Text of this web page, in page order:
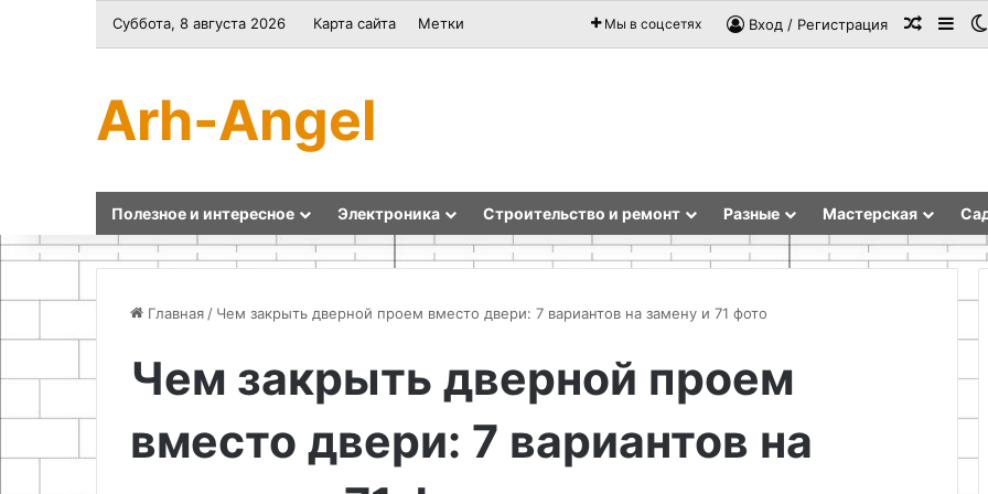
Суббота, 8 августа 2026 Карта сайта Метки Мы в соцсетях Вход / Регистрация
Arh-Angel
Полезное и интересное Электроника Строительство и ремонт Разные Мастерская
Главная / Чем закрыть дверной проем вместо двери: 7 вариантов на замену и 71 фото
Чем закрыть дверной проем
вместо двери: 7 вариантов на
Как
подключить
модуль
Комплексное
оформление